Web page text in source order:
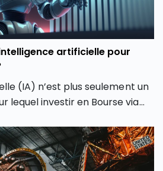
ou faut-il s’attendre à une
?
artificielle pour
(IA) n’est plus seulement un
lequel investir en Bourse via
d’investir en Bourse avec de
nouvelles approches. Dans cet
l’intelligence artificielle